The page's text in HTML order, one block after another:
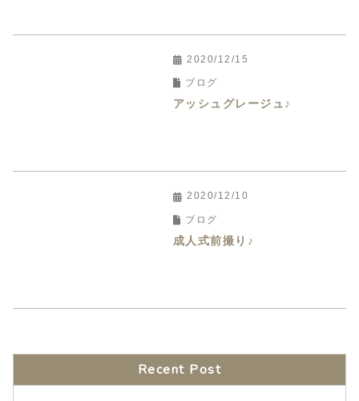
2020/12/15
ブログ
アッシュグレージュ♪
2020/12/10
ブログ
成人式前撮り♪
Recent Post